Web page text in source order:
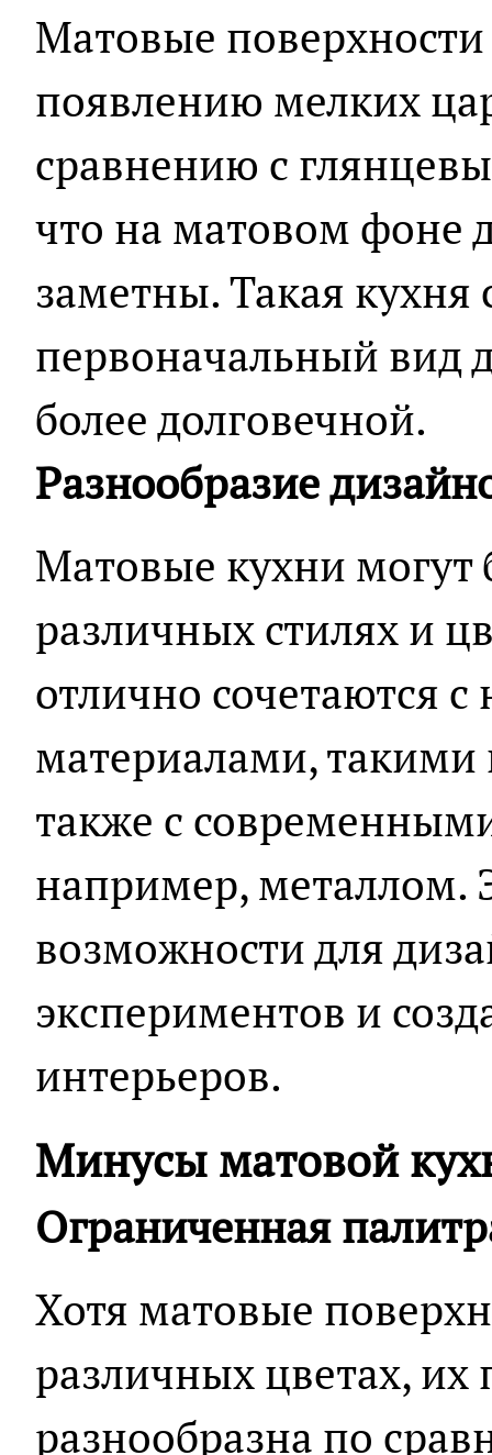
Матовые
появлению мелких
сравнению с
что на матовом фоне
заметны. Такая кухня
первоначальный вид
более долговечной.
Разнообразие
Матовые кухни
различных стилях и
отлично сочетаются
материалами, такими
также с
например, металлом.
возможности для
экспериментов и
интерьеров.
Минусы матовой
Ограниченная
Хотя матовые
различных цветах, их
разнообразна по